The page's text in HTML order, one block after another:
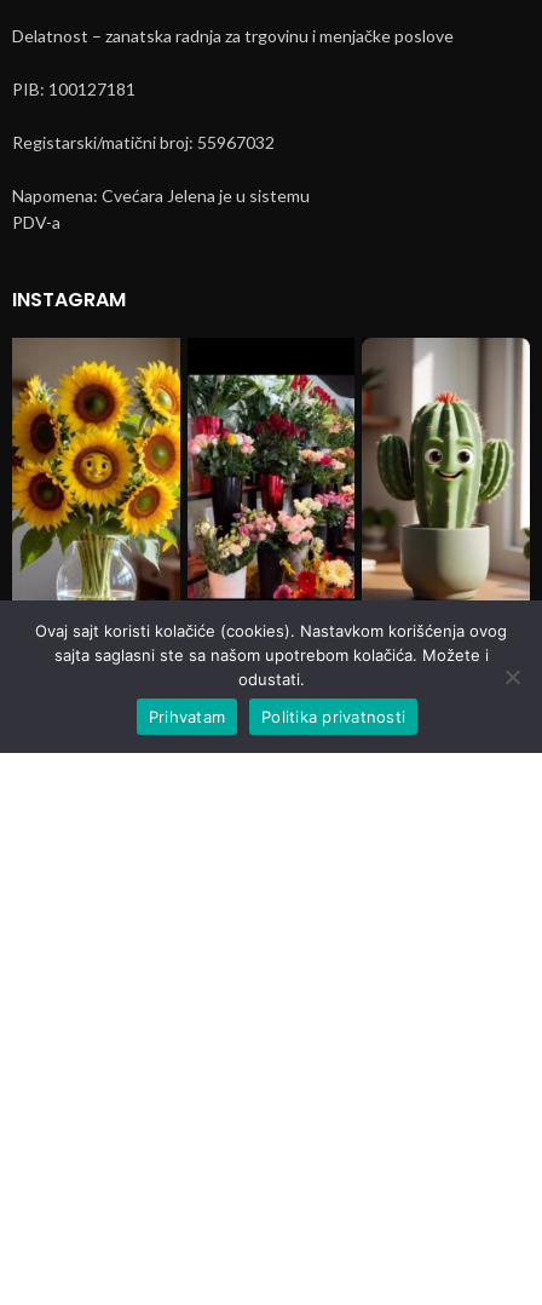
Delatnost – zanatska radnja za trgovinu i menjačke poslove
PIB: 100127181
Registarski/matični broj: 55967032
Napomena: Cvećara Jelena je u sistemu
PDV-a
INSTAGRAM
Ovaj sajt koristi kolačiće (cookies). Nastavkom korišćenja ovog
sajta saglasni ste sa našom upotrebom kolačića. Možete i
odustati.
Prihvatam
Politika privatnosti